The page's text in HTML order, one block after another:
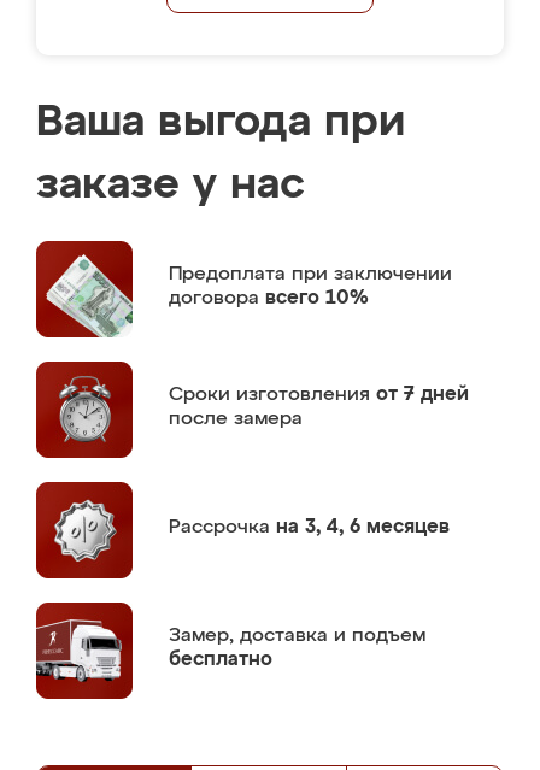
Ваша выгода при
заказе у нас
Предоплата при заключении
договора всего 10%
Сроки изготовления от 7 дней
после замера
Рассрочка на 3, 4, 6 месяцев
Замер, доставка и подъем
бесплатно